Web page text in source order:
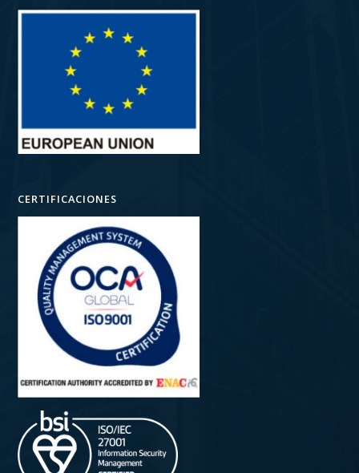
CERTIFICACIONES